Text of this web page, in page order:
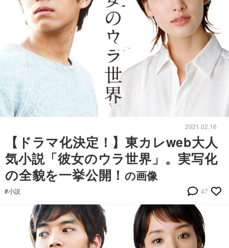
2021.02.16
【ドラマ化決定！】東カレweb大人
気小説「彼女のウラ世界」。実写化
の全貌を一挙公開！の画像
#小説 47